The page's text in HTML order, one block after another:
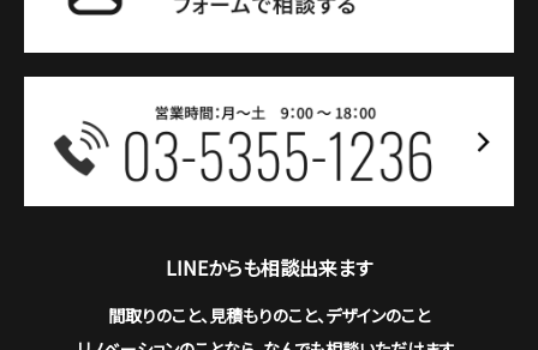
LINEからも相談出来ます
間取りのこと、見積もりのこと、デザインのこと